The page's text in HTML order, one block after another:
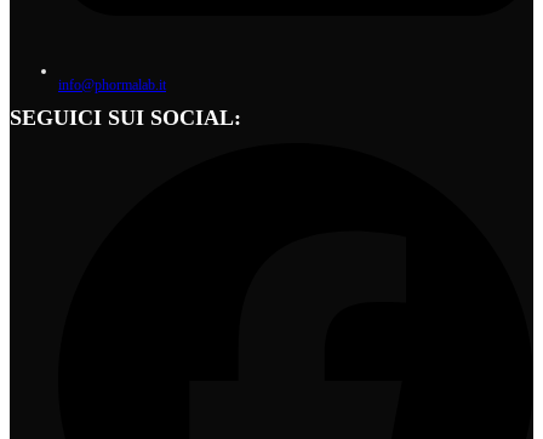
info@phormalab.it
SEGUICI SUI SOCIAL: